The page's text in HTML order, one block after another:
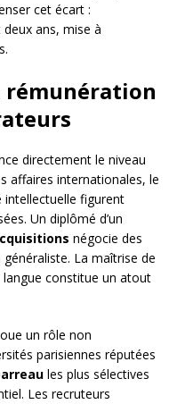
cet écart :
ans, mise à
rémunération
directement le niveau
affaires internationales, le
figurent
Un diplômé d’un
négocie des
La maîtrise de
langue constitue un atout
un rôle non
parisiennes réputées
les plus sélectives
Les recruteurs